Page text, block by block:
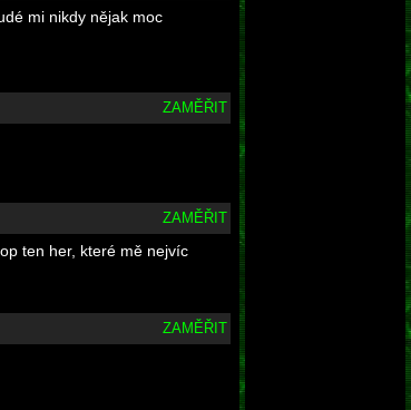
mi nikdy nějak moc
ZAMĚŘIT
ZAMĚŘIT
ten her, které mě nejvíc
ZAMĚŘIT